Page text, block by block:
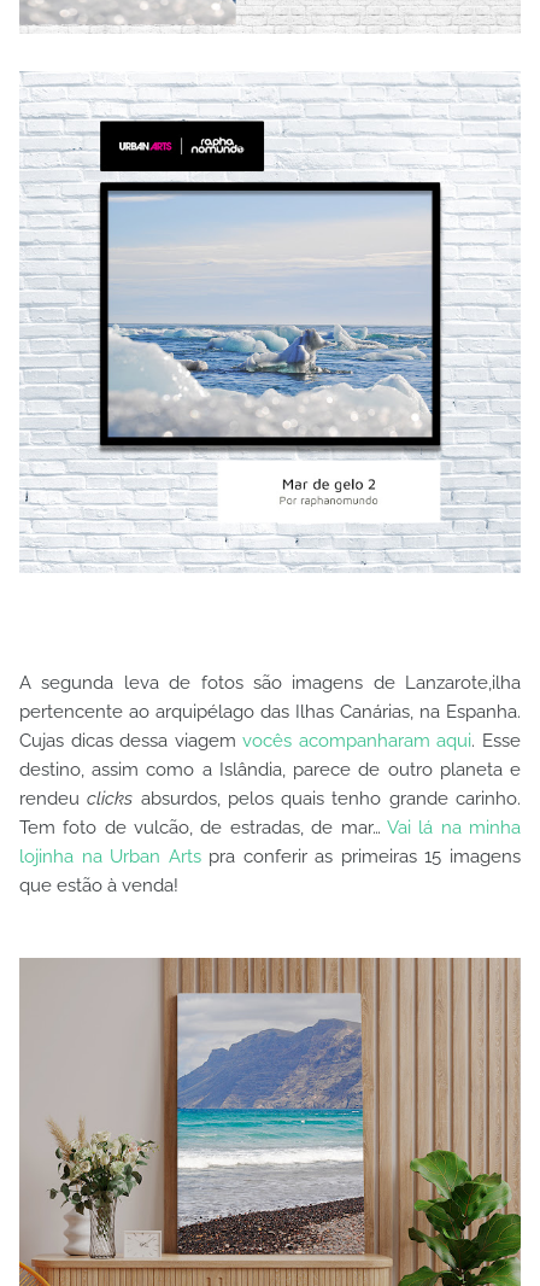
A segunda leva de fotos são imagens de Lanzarote,ilha
pertencente ao arquipélago das Ilhas Canárias, na Espanha.
Cujas dicas dessa viagemvocês acompanharam aqui. Esse
destino, assim como a Islândia, parece de outro planeta e
rendeuclicks absurdos, pelos quais tenho grande carinho.
Tem foto de vulcão, de estradas, de mar… Vai lá na minha
lojinha na Urban Artspra conferir as primeiras 15 imagens
que estão à venda!